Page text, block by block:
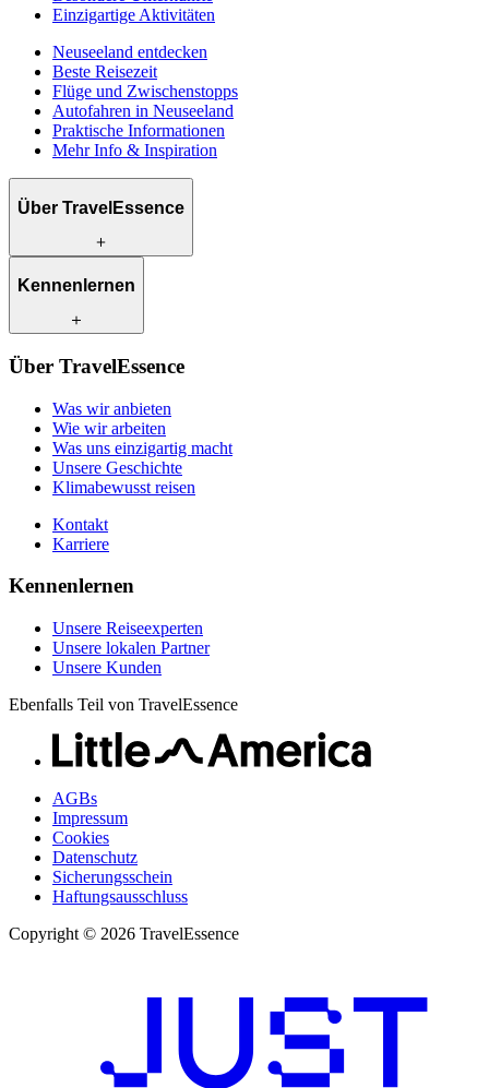
Einzigartige Aktivitäten
Neuseeland entdecken
Beste Reisezeit
Flüge und Zwischenstopps
Autofahren in Neuseeland
Praktische Informationen
Mehr Info & Inspiration
Über TravelEssence
Was wir anbieten
Was uns einzigartig macht
Klimabewusst reisen
Kontakt
Karriere
Kennenlernen
Unsere Reiseexperten
Unsere Kunden
Über TravelEssence
Was wir anbieten
Wie wir arbeiten
Was uns einzigartig macht
Unsere Geschichte
Klimabewusst reisen
Kontakt
Karriere
Kennenlernen
Unsere Reiseexperten
Unsere lokalen Partner
Unsere Kunden
Ebenfalls Teil von TravelEssence
AGBs
Impressum
Cookies
Datenschutz
Sicherungsschein
Haftungsausschluss
Copyright © 2026 TravelEssence